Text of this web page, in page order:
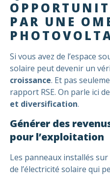
PAR UNE
Si vous avez de l’espace
solaire peut devenir un
croissance. Et pas
rapport RSE. On parle ici de
et diversification.
Générer des
pour l’exploitation
Les panneaux installés
de l’électricité solaire qui